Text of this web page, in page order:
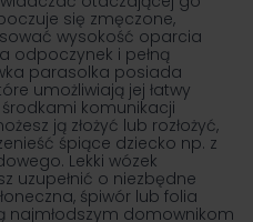
się zmęczone,
wysokość oparcia
odpoczynek i pełną
parasolka posiada
umożliwiają jej łatwy
komunikacji
ją złożyć lub rozłożyć,
śpiące dziecko np. z
Lekki wózek
uzupełnić o niezbędne
śpiwór lub folia
najmłodszym domownikom